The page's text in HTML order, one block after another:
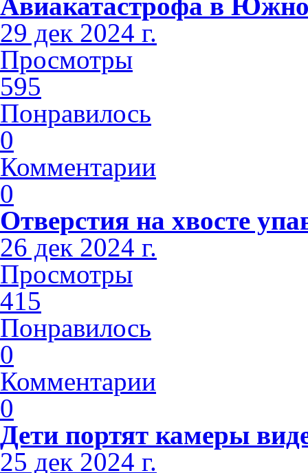
29 дек 2024 г.
Просмотры
595
Понравилось
0
Комментарии
0
Отверстия на хвосте
26 дек 2024 г.
Просмотры
415
Понравилось
0
Комментарии
0
Дети портят камеры
25 дек 2024 г.